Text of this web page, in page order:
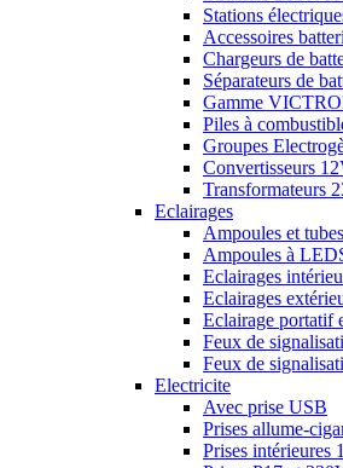
Stations
Accessoires
Chargeurs de
Séparateurs de
Gamme
Piles à
Groupes
Convertisseurs
Transformateurs
Eclairages
Ampoules et
Ampoules à
Eclairages
Eclairages
Eclairage portatif
Feux de
Feux de
Electricite
Avec prise USB
Prises allume-
Prises intérieures